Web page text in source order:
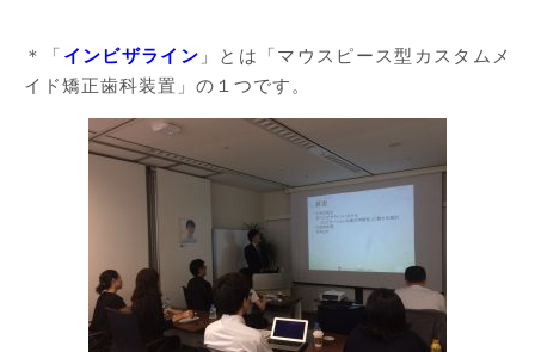
＊「 インビザライン 」とは「マウスピース型カスタムメ
イド矯正歯科装置」の１つです。